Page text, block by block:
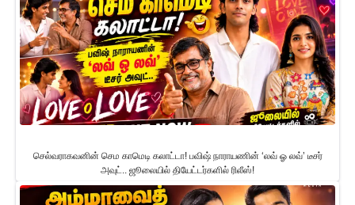
செல்வராகவனின் செம காமெடி கலாட்டா! பவிஷ் நாராயணின் ‘லவ் ஓ லவ்’ டீசர்
அவுட்.. ஜூலையில் தியேட்டர்களில் ரிலீஸ்!